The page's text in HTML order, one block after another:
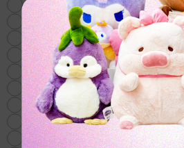
Thỏ Bông
Gấu Bông Mới
Heo Bông
Chó Bông
Mèo Bông
Gấu Bông Size Lớn
Gấu Bông 100k
Gấu Bông Áo Len
Chuột Bông Capybara